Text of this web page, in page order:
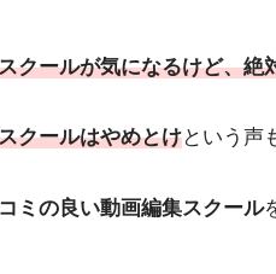
クールが気になるけど、
クールはやめとけという声
ミの良い動画編集スクール